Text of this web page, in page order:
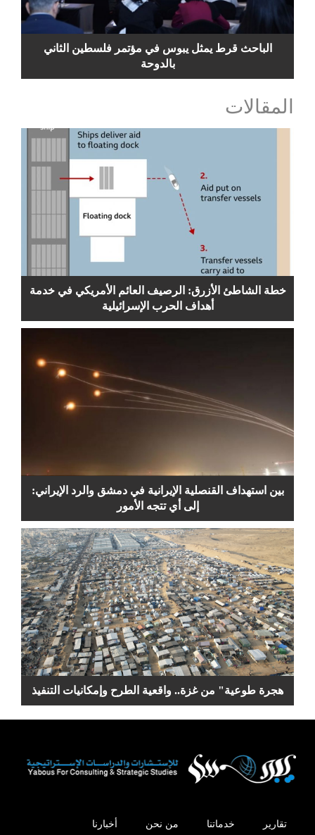
الباحث قرط يمثل يبوس في مؤتمر فلسطين الثاني
بالدوحة
المقالات
خطة الشاطئ الأزرق: الرصيف العائم الأمريكي في خدمة
أهداف الحرب الإسرائيلية
بين استهداف القنصلية الإيرانية في دمشق والرد الإيراني:
إلى أي تتجه الأمور
هجرة طوعية" من غزة.. واقعية الطرح وإمكانيات التنفيذ
تقارير خدماتنا من نحن أخبارنا